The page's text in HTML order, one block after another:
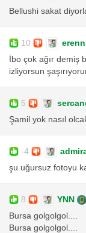
Bellushi sakat
10
İbo çok ağır demiş
izliyorsun
5
Şamil yok nasıl
-4
şu uğursuz fotoyu
8 YNN
Bursa golgolgol....
Bursa golgolgol....